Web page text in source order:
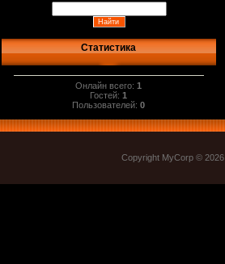
Статистика
Онлайн всего:1
Гостей:1
Пользователей:0
Copyright MyCorp © 2026